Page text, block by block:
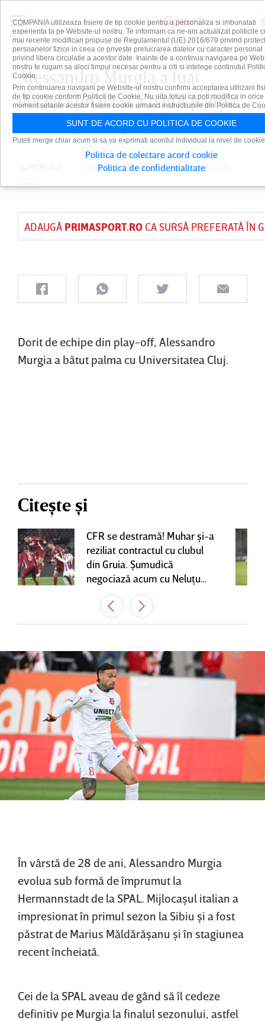
Alessandro Murgia a luat
decizia finală şi a bătut palma
cu echipa din play-off
PUBLICAT DETUDOR MOISAPE 31 MAI
ADAUGĂ PRIMASPORT.ROCA SURSĂ PREFERATĂ ÎN
Dorit de echipe din play-off, Alessandro
Murgia a bătut palma cu Universitatea Cluj.
Citește și
CFR se destramă! Muhar şi-a
reziliat contractul cu clubul
din Gruia. Şumudică
negociază acum cu Neluţu
Varga, care mai are o
variantă pentru banca tehnică
| EXCLUSIV
În vârstă de 28 de ani, Alessandro Murgia
evolua sub formă de împrumut la
Hermannstadt de la SPAL. Mijlocaşul italian a
impresionat în primul sezon la Sibiu şi a fost
păstrat de Marius Măldărăşanu şi în stagiunea
recent încheiată.
Cei de la SPAL aveau de gând să îl cedeze
definitiv pe Murgia la finalul sezonului, astfel
COMPANIA utilizeaza fisiere de tip cookie pentru a personaliza si imbunatati
experienta ta pe Website-ul nostru. Te informam ca ne-am actualizat politicile
mai recente modificari propuse de Regulamentul (UE) 2016/679 privind
persoanelor fizice in ceea ce priveste prelucrarea datelor cu caracter personal
privind libera circulatie a acestor date. Inainte de a continua navigarea pe
nostru te rugam sa aloci timpul necesar pentru a citi si intelege continutul
Cookie.
Prin continuarea navigarii pe Website-ul nostru confirmi acceptarea utilizarii
de tip cookie conform Politicii de Cookie. Nu uita totusi ca poti modifica in orice
moment setarile acestor fisiere cookie urmand instructiunile din Politica de
SUNT DE ACORD CU POLITICA DE COOKIE
Puteti merge chiar acum si sa va exprimati acordul individual la nivel de
Politica de colectare acord cookie
Politica de confidentialitate